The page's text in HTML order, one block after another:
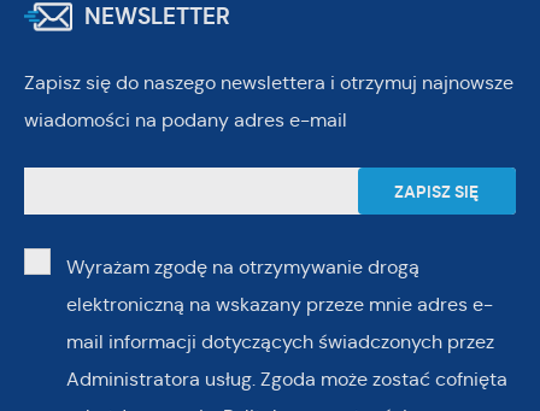
NEWSLETTER
Zapisz się do naszego newslettera i otrzymuj najnowsze
wiadomości na podany adres e-mail
Wyrażam zgodę na otrzymywanie drogą
elektroniczną na wskazany przeze mnie adres e-
mail informacji dotyczących świadczonych przez
Administratora usług. Zgoda może zostać cofnięta